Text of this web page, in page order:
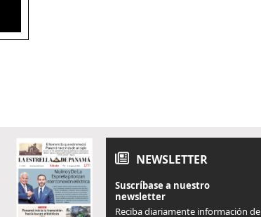
NEWSLETTER
Suscríbase a nuestro
newsletter
Reciba diariamente información de